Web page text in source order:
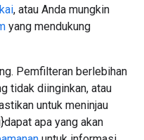
, atau Anda mungkin
yang mendukung
Pemfilteran berlebihan
tidak diinginkan, atau
untuk meninjau
apa yang akan